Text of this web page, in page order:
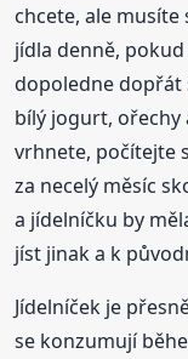
chcete, ale
jídla denně,
dopoledne dopřát
bílý jogurt, ořechy
vrhnete, počítejte
za necelý měsíc
a jídelníčku by
jíst jinak a k
Jídelníček je
se konzumují